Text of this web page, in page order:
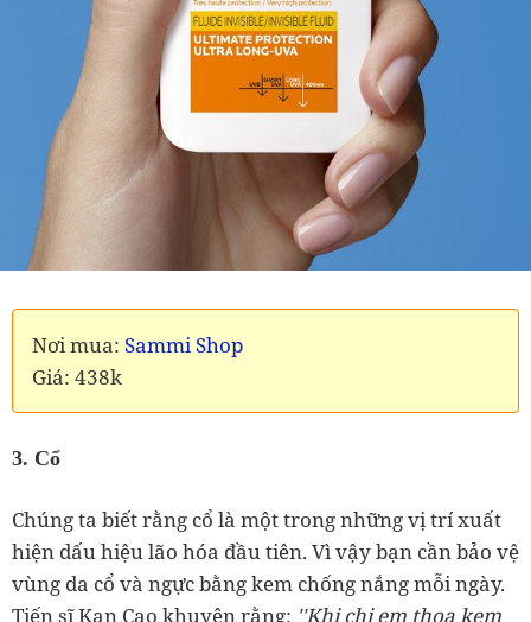
Nơi mua: Sammi Shop
Giá: 438k
3. Cổ
Chúng ta biết rằng cổ là một trong những vị trí xuất
hiện dấu hiệu lão hóa đầu tiên. Vì vậy bạn cần bảo vệ
vùng da cổ và ngực bằng kem chống nắng mỗi ngày.
Tiến sĩ Kan Cao khuyên rằng: ''Khi chị em thoa kem